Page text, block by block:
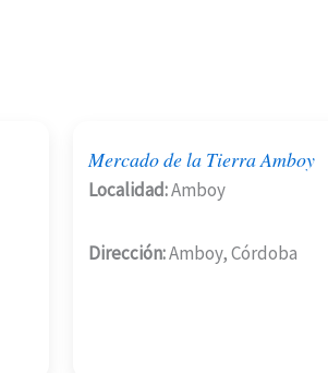
Mercado de la Tierra Amboy
Localidad:Amboy
Dirección:Amboy, Córdoba